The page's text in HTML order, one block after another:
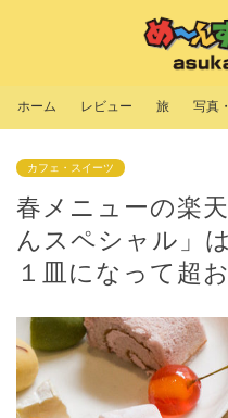
ホーム レビュー 旅 写真
カフェ・スイーツ
春メニューの楽
んスペシャル」
１皿になって超